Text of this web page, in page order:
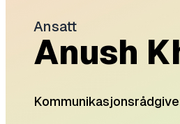
Ansatt
Anush